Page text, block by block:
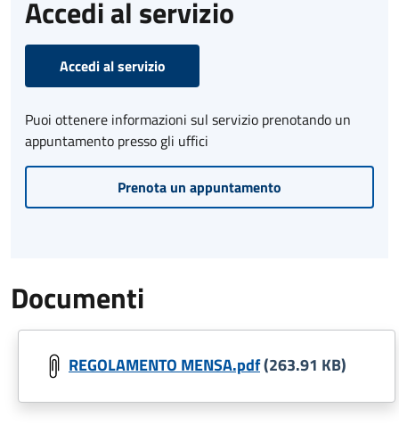
Accedi al servizio
Accedi al servizio
Puoi ottenere informazioni sul servizio prenotando un
appuntamento presso gli uffici
Prenota un appuntamento
Documenti
REGOLAMENTO MENSA.pdf(263.91 KB)